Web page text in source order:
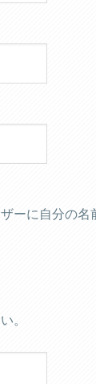
ーに自分の
。